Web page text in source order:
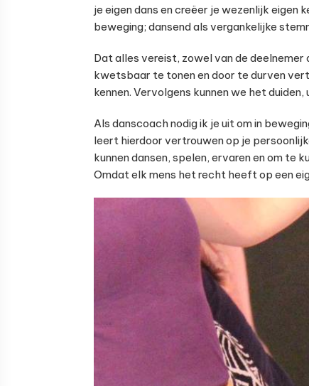
je eigen dans en creëer je wezenlijk eigen
beweging; dansend als vergankelijke
Dat alles vereist, zowel van de
kwetsbaar te tonen en door te durven
kennen. Vervolgens kunnen we het
Als danscoach nodig ik je uit om in
leert hierdoor vertrouwen op je
kunnen dansen, spelen, ervaren en om te
Omdat elk mens het recht heeft op een